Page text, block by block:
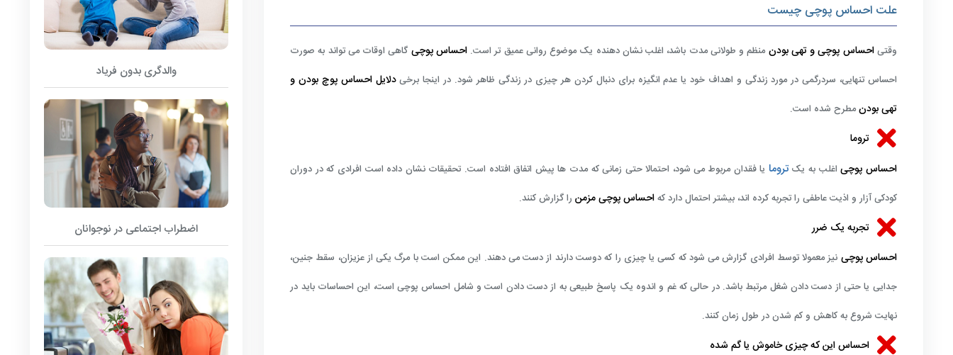
علت احساس پوچی چیست
وقتیاحساس پوچی و تهی بودنمنظم و طولانی مدت باشد، اغلب نشان دهنده یک موضوع روانی عمیق تر است. احساس پوچی گاهی اوقات می تواند به صورت
احساس تنهایی، سردرگمی در مورد زندگی و اهداف خود یا عدم انگیزه برای دنبال کردن هر چیزی در زندگی ظاهر شود. در اینجا برخیدلایل احساس پوچ بودن و
تهی بودنمطرح شده است.
تروما
احساس پوچیاغلب به یکتروما یا فقدان مربوط می شود، احتمالا حتی زمانی که مدت ها پیش اتفاق افتاده است. تحقیقات نشان داده است افرادی که در دوران
کودکی آزار و اذیت عاطفی را تجربه کرده اند، بیشتر احتمال دارد کهاحساس پوچی مزمن را گزارش کنند.
تجربه یک ضرر
احساس پوچی نیز معمولا توسط افرادی گزارش می شود که کسی یا چیزی را که دوست دارند از دست می دهند. این ممکن است با مرگ یکی از عزیزان، سقط جنین،
جدایی یا حتی از دست دادن شغل مرتبط باشد. در حالی که غم و اندوه یک پاسخ طبیعی به از دست دادن است و شامل احساس پوچی است، این احساسات باید در
نهایت شروع به کاهش و کم شدن در طول زمان کنند.
احساس این که چیزی خاموش یا گم شده
والدگری بدون فریاد
اضطراب اجتماعی در نوجوانان